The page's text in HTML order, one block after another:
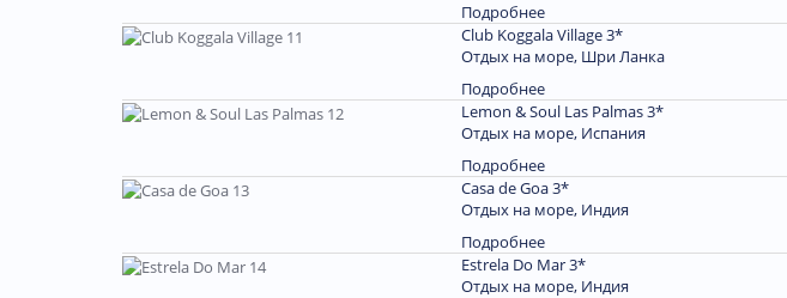
Подробнее
Club Koggala Village 3*
Отдых на море, Шри Ланка
Подробнее
Lemon & Soul Las Palmas 3*
Отдых на море, Испания
Подробнее
Casa de Goa 3*
Отдых на море, Индия
Подробнее
Estrela Do Mar 3*
Отдых на море, Индия